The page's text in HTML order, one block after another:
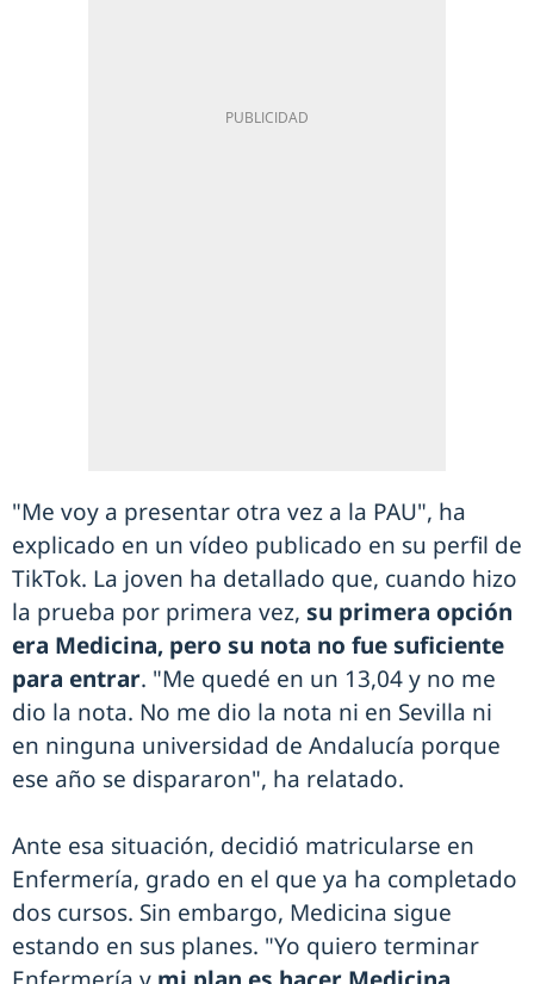
"Me voy a presentar otra vez a la PAU", ha
explicado en un vídeo publicado en su perfil de
TikTok. La joven ha detallado que, cuando hizo
la prueba por primera vez, su primera opción
era Medicina, pero su nota no fue suficiente
para entrar. "Me quedé en un 13,04 y no me
dio la nota. No me dio la nota ni en Sevilla ni
en ninguna universidad de Andalucía porque
ese año se dispararon", ha relatado.
Ante esa situación, decidió matricularse en
Enfermería, grado en el que ya ha completado
dos cursos. Sin embargo, Medicina sigue
estando en sus planes. "Yo quiero terminar